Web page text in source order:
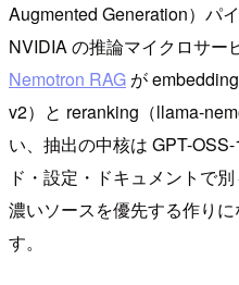
Augmented Generation）パ
NVIDIA の推論マイクロサー
Nemotron RAG が
v2）と reranking（llama-
い、抽出の中核は GPT-
ド・設定・ドキュメントで
濃いソースを優先する作り
す。